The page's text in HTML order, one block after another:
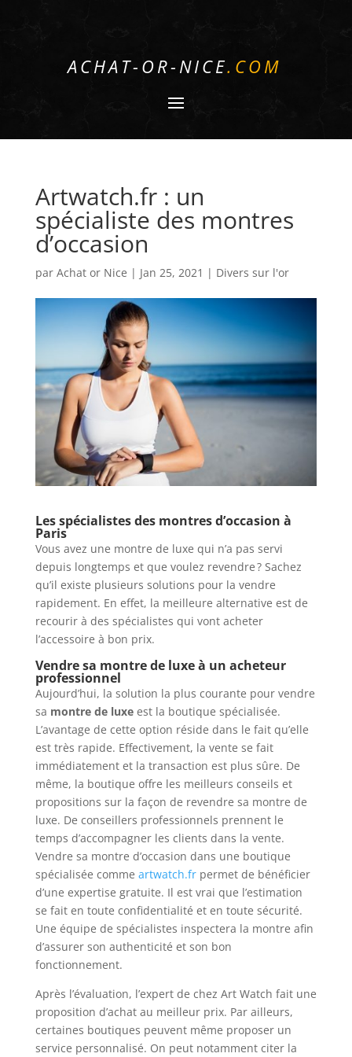
ACHAT-OR-NICE.COM
Artwatch.fr : un
spécialiste des montres
d’occasion
par Achat or Nice | Jan 25, 2021 | Divers sur l'or
Les spécialistes des montres d’occasion à
Paris
Vous avez une montre de luxe qui n’a pas servi
depuis longtemps et que voulez revendre ? Sachez
qu’il existe plusieurs solutions pour la vendre
rapidement. En effet, la meilleure alternative est de
recourir à des spécialistes qui vont acheter
l’accessoire à bon prix.
Vendre sa montre de luxe à un acheteur
professionnel
Aujourd’hui, la solution la plus courante pour vendre
sa montre de luxeest la boutique spécialisée.
L’avantage de cette option réside dans le fait qu’elle
est très rapide. Effectivement, la vente se fait
immédiatement et la transaction est plus sûre. De
même, la boutique offre les meilleurs conseils et
propositions sur la façon de revendre sa montre de
luxe. De conseillers professionnels prennent le
temps d’accompagner les clients dans la vente.
Vendre sa montre d’occasion dans une boutique
spécialisée comme artwatch.frpermet de bénéficier
d’une expertise gratuite. Il est vrai que l’estimation
se fait en toute confidentialité et en toute sécurité.
Une équipe de spécialistes inspectera la montre afin
d’assurer son authenticité et son bon
fonctionnement.
Après l’évaluation, l’expert de chez Art Watch fait une
proposition d’achat au meilleur prix. Par ailleurs,
certaines boutiques peuvent même proposer un
service personnalisé. On peut notamment citer la